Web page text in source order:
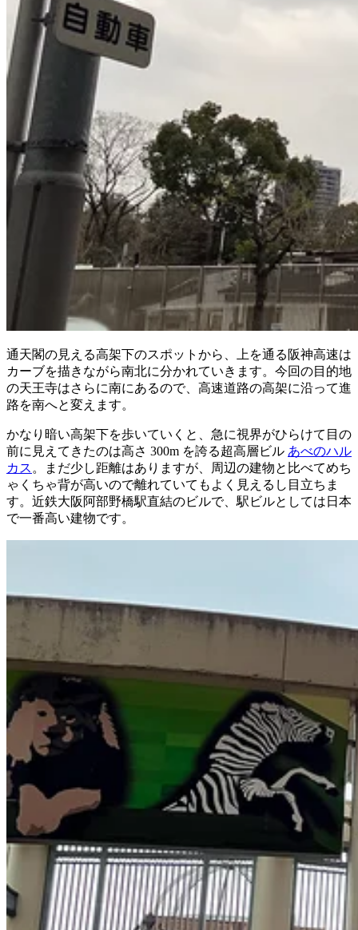
通天閣の見える高架下のスポットから、上を通る阪神高速は
カーブを描きながら南北に分かれていきます。今回の目的地
の天王寺はさらに南にあるので、高速道路の高架に沿って進
路を南へと変えます。
かなり暗い高架下を歩いていくと、急に視界がひらけて目の
前に見えてきたのは高さ 300m を誇る超高層ビル あべのハル
カス 。まだ少し距離はありますが、周辺の建物と比べてめち
ゃくちゃ背が高いので離れていてもよく見えるし目立ちま
す。近鉄大阪阿部野橋駅直結のビルで、駅ビルとしては日本
で一番高い建物です。